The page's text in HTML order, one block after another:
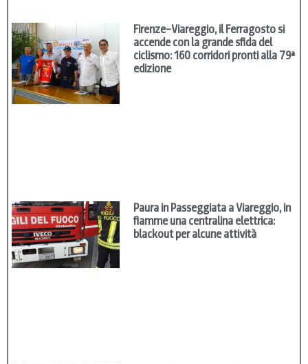
Firenze–Viareggio, il Ferragosto si
accende con la grande sfida del
ciclismo: 160 corridori pronti alla 79ª
edizione
Paura in Passeggiata a Viareggio, in
fiamme una centralina elettrica:
blackout per alcune attività